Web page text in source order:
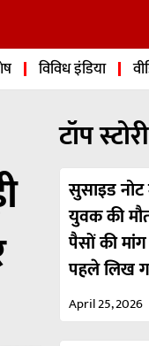
विविध इंडिया
टॉप स्टोरी
सुसाइड
युवक की
पैसों की
पहले लिख
April 25, 2026